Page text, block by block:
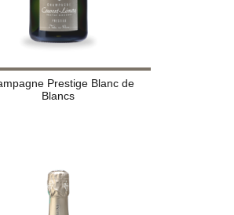
Prestige Blanc de
Blancs